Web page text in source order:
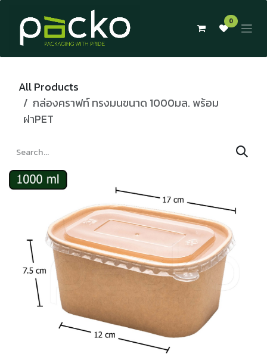
Skip to Content
0
All Products
กล่องคราฟท์ ทรงมนขนาด 1000มล. พร้อม
ฝาPET